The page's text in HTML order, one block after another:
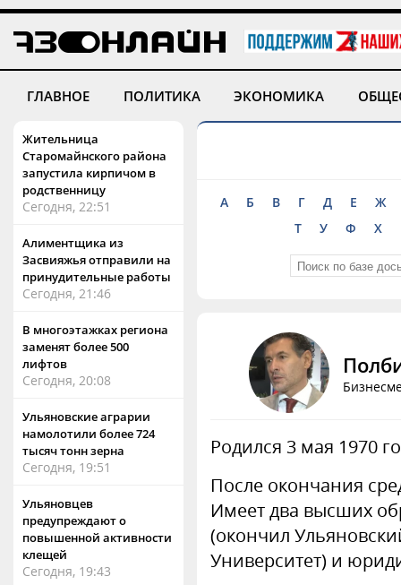
ГЛАВНОЕ ПОЛИТИКА ЭКОНОМИКА
Жительница
Старомайнского района
запустила кирпичом в
родственницу
Сегодня, 22:51
Алиментщика из
Засвияжья отправили на
принудительные работы
Сегодня, 21:46
В многоэтажках региона
заменят более 500
лифтов
Сегодня, 20:08
Ульяновские аграрии
намолотили более 724
тысяч тонн зерна
Сегодня, 19:51
Ульяновцев
предупреждают о
повышенной активности
клещей
Сегодня, 19:43
А Б В Г Д Е
Ж
Т
У Ф Х
Родился 3 мая 1970
После окончания
Имеет два высших
(окончил
Университет) и